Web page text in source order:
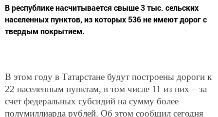
В республике насчитывается свыше 3 тыс. сельских
населенных пунктов, из которых 536 не имеют дорог с
твердым покрытием.
В этом году в Татарстане будут построены дороги к
22 населенным пунктам, в том числе 11 из них – за
счет федеральных субсидий на сумму более
полумиллиарда рублей. Об этом сообщил сегодня